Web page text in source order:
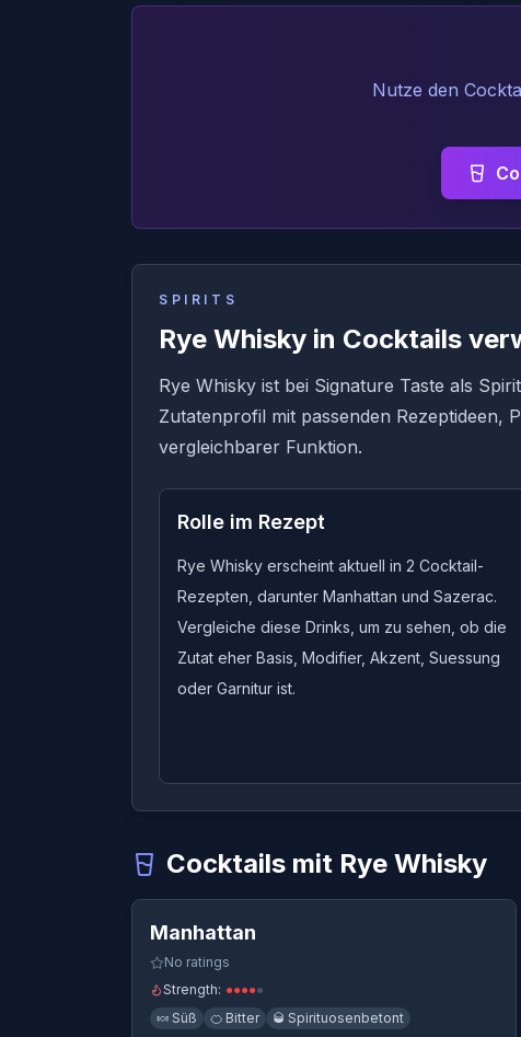
Nutze den
SPIRITS
Rye Whisky in Cocktails
Rye Whisky ist bei Signature Taste als
Zutatenprofil mit passenden Rezeptideen,
vergleichbarer Funktion.
Rolle im Rezept
Rye Whisky erscheint aktuell in 2 Cocktail-
Rezepten, darunter Manhattan und Sazerac.
Vergleiche diese Drinks, um zu sehen, ob die
Zutat eher Basis, Modifier, Akzent, Suessung
oder Garnitur ist.
Cocktails mit Rye Whisky
Manhattan
Ein Cocktail, der Rye Whisky
Sazerac-Ein Cocktail, der Rye Whisky
Quick View
Manhattan
No ratings
Strength: ●●●●●
🍬 Süß 🍊 Bitter 🥃 Spirituosenbetont